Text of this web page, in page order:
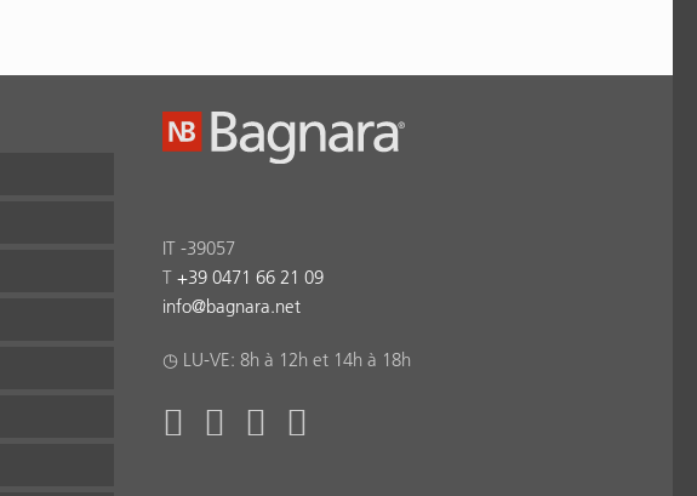
IT -39057
T +39 0471 66 21 09
info@bagnara.net
◷ LU-VE: 8h à 12h et 14h à 18h